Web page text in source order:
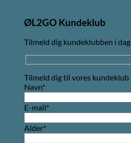
ØL2GO Kundeklub
Tilmeld dig kundeklubben i dag
Tilmeld dig til vores kundeklub
Navn*
E-mail*
Alder*